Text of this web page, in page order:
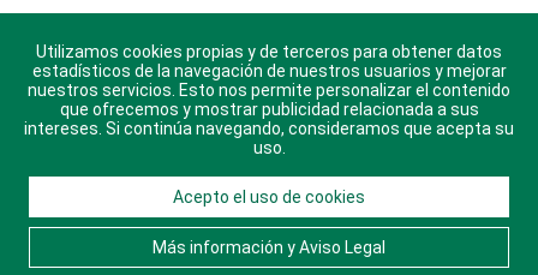
En pocas palabras
Escuchando al corazón
Economía Personal
Descarga nuestras aplicaciones para Android, iOS y
sistema Huawei.
© 2021 Diario Libre, todos los derechos reservados.
Consulta elAviso Legal. Ponte en Contacto
nosotros y conoce más sobre Diario Libre
Utilizamos cookies propias y de terceros para obtener datos
estadísticos de la navegación de nuestros usuarios y mejorar
nuestros servicios. Esto nos permite personalizar el contenido
que ofrecemos y mostrar publicidad relacionada a sus
intereses. Si continúa navegando, consideramos que acepta su
uso.
Acepto el uso de cookies
Más información y Aviso Legal